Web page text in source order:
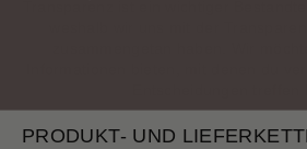
PRODUKT- UND